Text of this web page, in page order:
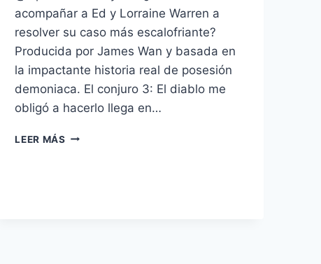
acompañar a Ed y Lorraine Warren a
resolver su caso más escalofriante?
Producida por James Wan y basada en
la impactante historia real de posesión
demoniaca. El conjuro 3: El diablo me
obligó a hacerlo llega en…
LEER MÁS EL